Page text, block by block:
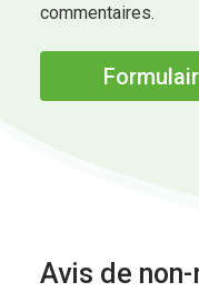
commentaires.
Avis de